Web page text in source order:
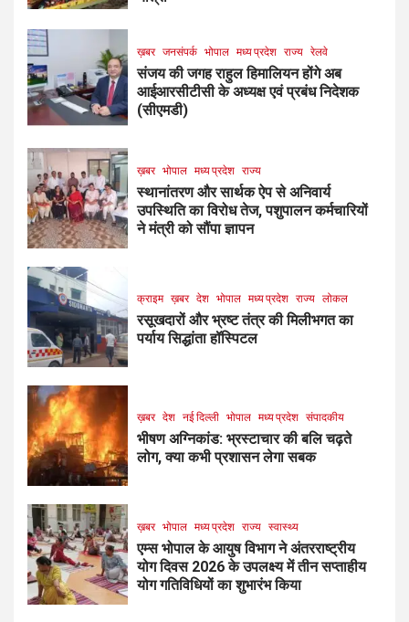
ख़बर जनसंपर्क भोपाल मध्य प्रदेश राज्य रेलवे
संजय की जगह राहुल हिमालियन होंगे अब
आईआरसीटीसी के अध्यक्ष एवं प्रबंध निदेशक
(सीएमडी)
ख़बर भोपाल मध्य प्रदेश राज्य
स्थानांतरण और सार्थक ऐप से अनिवार्य
उपस्थिति का विरोध तेज, पशुपालन कर्मचारियों
ने मंत्री को सौंपा ज्ञापन
क्राइम ख़बर देश भोपाल मध्य प्रदेश राज्य लोकल
रसूखदारों और भ्रष्ट तंत्र की मिलीभगत का
पर्याय सिद्धांता हॉस्पिटल
ख़बर देश नई दिल्ली भोपाल मध्य प्रदेश संपादकीय
भीषण अग्निकांड: भ्रस्टाचार की बलि चढ़ते
लोग, क्या कभी प्रशासन लेगा सबक
ख़बर भोपाल मध्य प्रदेश राज्य स्वास्थ्य
एम्स भोपाल के आयुष विभाग ने अंतरराष्ट्रीय
योग दिवस 2026 के उपलक्ष्य में तीन सप्ताहीय
योग गतिविधियों का शुभारंभ किया